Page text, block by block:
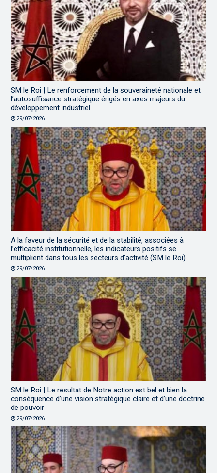
SM le Roi | Le renforcement de la souveraineté nationale et
l’autosuffisance stratégique érigés en axes majeurs du
développement industriel
29/07/2026
A la faveur de la sécurité et de la stabilité, associées à
l’efficacité institutionnelle, les indicateurs positifs se
multiplient dans tous les secteurs d’activité (SM le Roi)
29/07/2026
SM le Roi | Le résultat de Notre action est bel et bien la
conséquence d’une vision stratégique claire et d’une doctrine
de pouvoir
29/07/2026